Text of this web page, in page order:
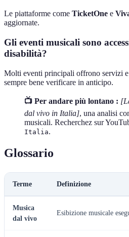
Le piattaforme come TicketOne e
aggiornate.
Gli eventi musicali sono
disabilità?
Molti eventi principali offrono servizi e
sempre bene verificare in anticipo.
📺 Per andare più lontano :
dal vivo in Italia], una analisi
musicali. Recherchez sur
Italia.
Glossario
Terme Definizione
Musica
dal vivo
Esibizione musicale